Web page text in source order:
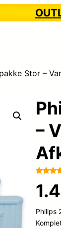
Stor –
–
som
baseret
Philips